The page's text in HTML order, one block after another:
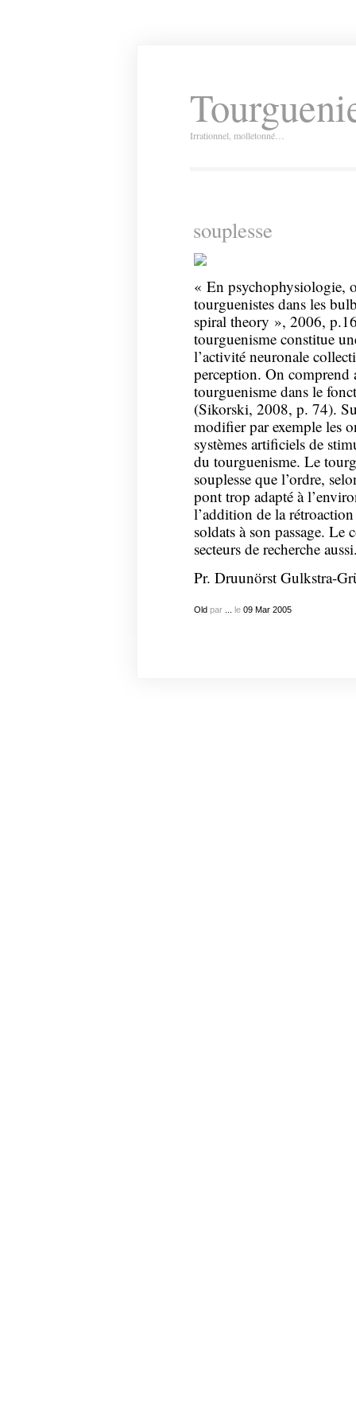
Irrationnel, molletonné…
souplesse
« En psychophysiologie,
tourguenistes dans les
spiral theory », 2006,
tourguenisme constitue
l’activité neuronale
perception. On comprend
tourguenisme dans le
(Sikorski, 2008, p. 74).
modifier par exemple les
systèmes artificiels de
du tourguenisme. Le
souplesse que l’ordre,
pont trop adapté à
l’addition de la
soldats à son passage. Le
secteurs de recherche
Pr. Druunörst Gulkstra-
Oldpar le 09 Mar 2005